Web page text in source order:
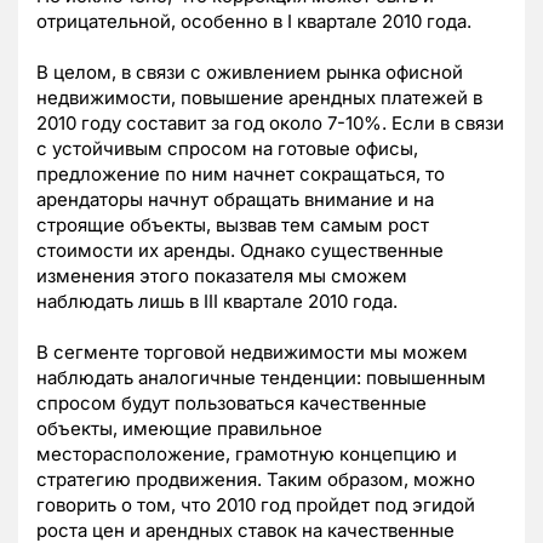
отрицательной, особенно в I квартале 2010 года.
В целом, в связи с оживлением рынка офисной
недвижимости, повышение арендных платежей в
2010 году составит за год около 7-10%. Если в связи
с устойчивым спросом на готовые офисы,
предложение по ним начнет сокращаться, то
арендаторы начнут обращать внимание и на
строящие объекты, вызвав тем самым рост
стоимости их аренды. Однако существенные
изменения этого показателя мы сможем
наблюдать лишь в III квартале 2010 года.
В сегменте торговой недвижимости мы можем
наблюдать аналогичные тенденции: повышенным
спросом будут пользоваться качественные
объекты, имеющие правильное
месторасположение, грамотную концепцию и
стратегию продвижения. Таким образом, можно
говорить о том, что 2010 год пройдет под эгидой
роста цен и арендных ставок на качественные